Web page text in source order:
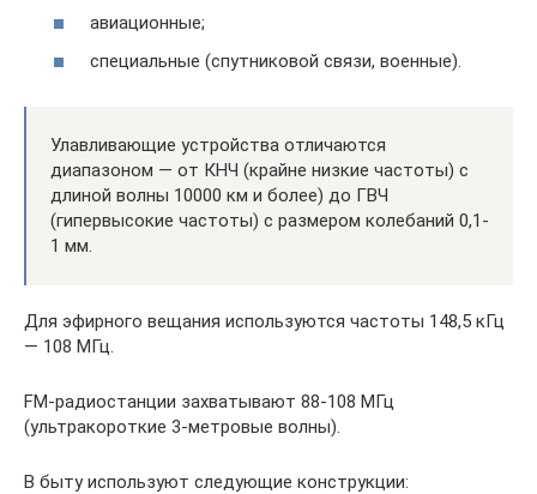
авиационные;
специальные (спутниковой связи, военные).
Улавливающие устройства отличаются
диапазоном — от КНЧ (крайне низкие частоты) с
длиной волны 10000 км и более) до ГВЧ
(гипервысокие частоты) с размером колебаний 0,1-
1 мм.
Для эфирного вещания используются частоты 148,5 кГц
— 108 МГц.
FM-радиостанции захватывают 88-108 МГц
(ультракороткие 3-метровые волны).
В быту используют следующие конструкции: